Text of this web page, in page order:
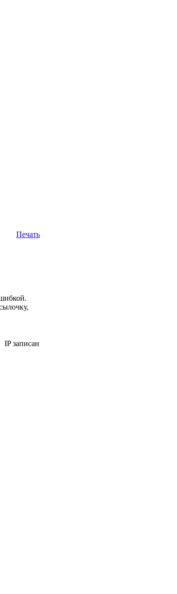
Печать
IP записан